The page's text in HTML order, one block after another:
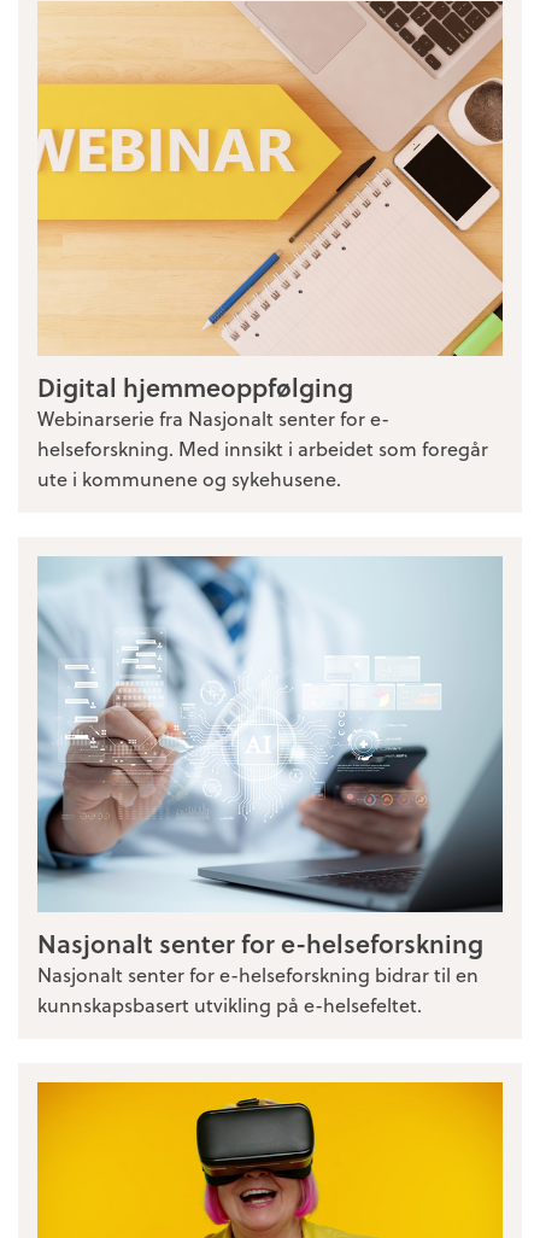
Digital hjemmeoppfølging
Webinarserie fra Nasjonalt senter for e-
helseforskning. Med innsikt i arbeidet som foregår
ute i kommunene og sykehusene.
Nasjonalt senter for e-helseforskning
Nasjonalt senter for e-helseforskning bidrar til en
kunnskapsbasert utvikling på e-helsefeltet.